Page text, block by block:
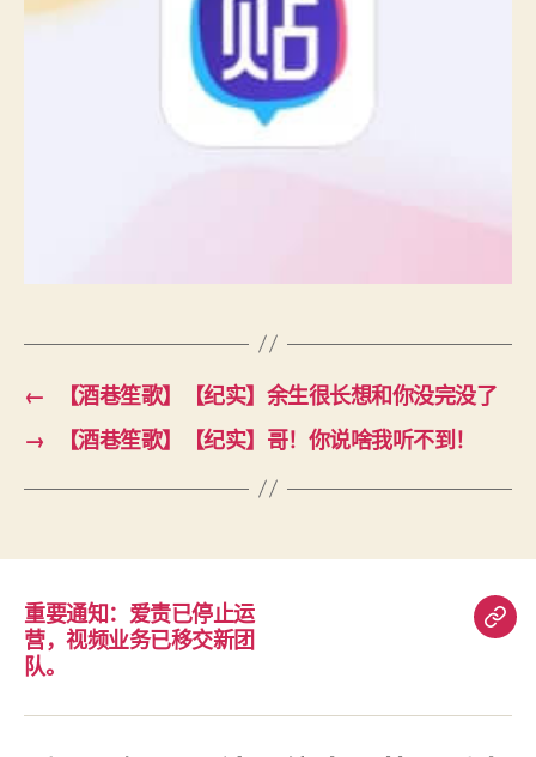
←
【酒巷笙歌】【纪实】余生很长想和你没完没了
→
【酒巷笙歌】【纪实】哥！你说啥我听不到！
重要通知：爱责已停止运
营，视频业务已移交新团
队。
重
知：